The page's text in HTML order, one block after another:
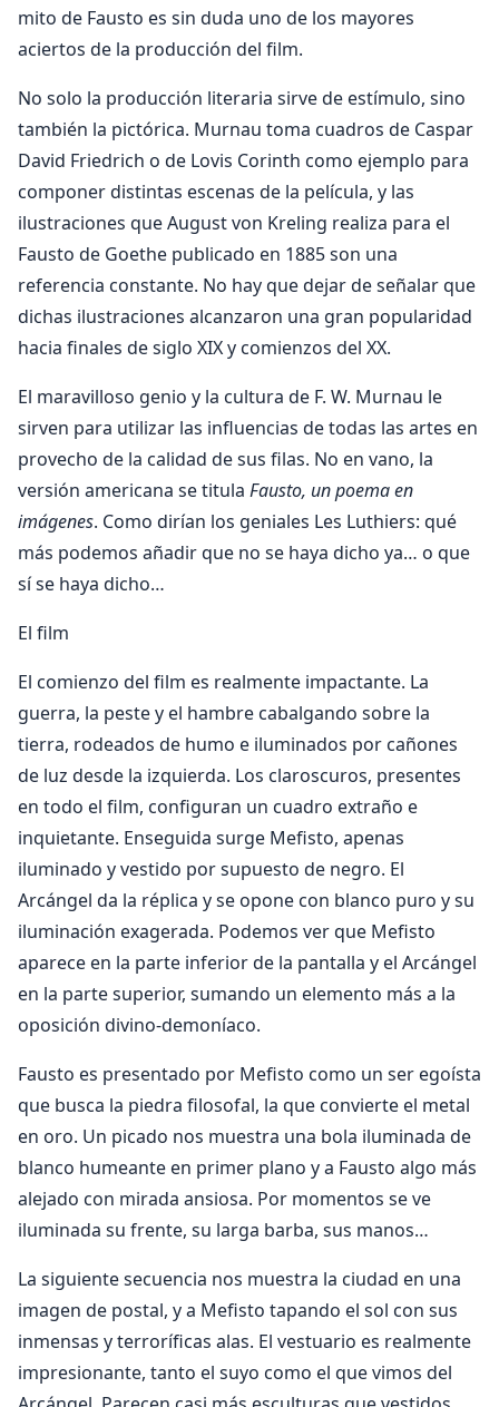
mito de Fausto es sin duda uno de los mayores
aciertos de la producción del film.
No solo la producción literaria sirve de estímulo, sino
también la pictórica. Murnau toma cuadros de Caspar
David Friedrich o de Lovis Corinth como ejemplo para
componer distintas escenas de la película, y las
ilustraciones que August von Kreling realiza para el
Fausto de Goethe publicado en 1885 son una
referencia constante. No hay que dejar de señalar que
dichas ilustraciones alcanzaron una gran popularidad
hacia finales de siglo XIX y comienzos del XX.
El maravilloso genio y la cultura de F. W. Murnau le
sirven para utilizar las influencias de todas las artes en
provecho de la calidad de sus filas. No en vano, la
versión americana se titula Fausto, un poema en
imágenes. Como dirían los geniales Les Luthiers: qué
más podemos añadir que no se haya dicho ya… o que
sí se haya dicho…
El film
El comienzo del film es realmente impactante. La
guerra, la peste y el hambre cabalgando sobre la
tierra, rodeados de humo e iluminados por cañones
de luz desde la izquierda. Los claroscuros, presentes
en todo el film, configuran un cuadro extraño e
inquietante. Enseguida surge Mefisto, apenas
iluminado y vestido por supuesto de negro. El
Arcángel da la réplica y se opone con blanco puro y su
iluminación exagerada. Podemos ver que Mefisto
aparece en la parte inferior de la pantalla y el Arcángel
en la parte superior, sumando un elemento más a la
oposición divino-demoníaco.
Fausto es presentado por Mefisto como un ser egoísta
que busca la piedra filosofal, la que convierte el metal
en oro. Un picado nos muestra una bola iluminada de
blanco humeante en primer plano y a Fausto algo más
alejado con mirada ansiosa. Por momentos se ve
iluminada su frente, su larga barba, sus manos…
La siguiente secuencia nos muestra la ciudad en una
imagen de postal, y a Mefisto tapando el sol con sus
inmensas y terroríficas alas. El vestuario es realmente
impresionante, tanto el suyo como el que vimos del